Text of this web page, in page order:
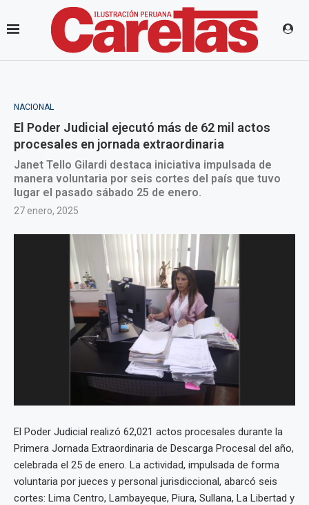
NACIONAL
El Poder Judicial ejecutó más de 62 mil actos
procesales en jornada extraordinaria
Janet Tello Gilardi destaca iniciativa impulsada de
manera voluntaria por seis cortes del país que tuvo
lugar el pasado sábado 25 de enero.
27 enero, 2025
El Poder Judicial realizó 62,021 actos procesales durante la
Primera Jornada Extraordinaria de Descarga Procesal del año,
celebrada el 25 de enero. La actividad, impulsada de forma
voluntaria por jueces y personal jurisdiccional, abarcó seis
cortes: Lima Centro, Lambayeque, Piura, Sullana, La Libertad y